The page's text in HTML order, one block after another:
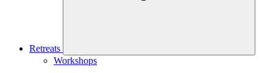
Retreats
Workshops